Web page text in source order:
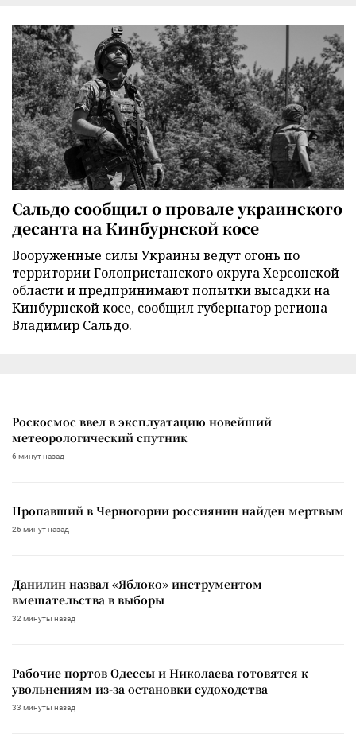
Сальдо сообщил о провале украинского
десанта на Кинбурнской косе
Вооруженные силы Украины ведут огонь по
территории Голопристанского округа Херсонской
области и предпринимают попытки высадки на
Кинбурнской косе, сообщил губернатор региона
Владимир Сальдо.
Роскосмос ввел в эксплуатацию новейший
метеорологический спутник
6 минут назад
Пропавший в Черногории россиянин найден мертвым
26 минут назад
Данилин назвал «Яблоко» инструментом
вмешательства в выборы
32 минуты назад
Рабочие портов Одессы и Николаева готовятся к
увольнениям из-за остановки судоходства
33 минуты назад